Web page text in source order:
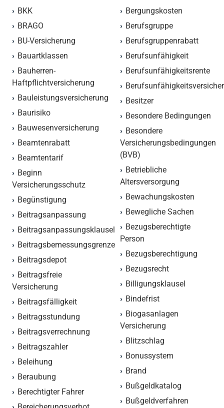
BKK
BRAGO
BU-Versicherung
Bauartklassen
Bauherren-
Haftpflichtversicherung
Bauleistungsversicherung
Baurisiko
Bauwesenversicherung
Beamtenrabatt
Beamtentarif
Beginn
Versicherungsschutz
Begünstigung
Beitragsanpassung
Beitragsanpassungsklausel
Beitragsbemessungsgrenze
Beitragsdepot
Beitragsfreie
Versicherung
Beitragsfälligkeit
Beitragsstundung
Beitragsverrechnung
Beitragszahler
Beleihung
Beraubung
Berechtigter Fahrer
Bergungskosten
Berufsgruppe
Berufsgruppenrabatt
Berufsunfähigkeit
Berufsunfähigkeitsrente
Besitzer
Besondere Bedingungen
Besondere
Versicherungsbedingungen
(BVB)
Betriebliche
Altersversorgung
Bewachungskosten
Bewegliche Sachen
Bezugsberechtigte
Person
Bezugsberechtigung
Bezugsrecht
Billigungsklausel
Bindefrist
Biogasanlagen
Versicherung
Blitzschlag
Bonussystem
Brand
Bußgeldkatalog
Bußgeldverfahren